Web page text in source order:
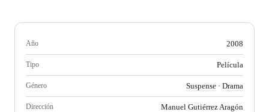
Año 2008
Tipo Película
Género Suspense · Drama
Dirección Manuel Gutiérrez Aragón